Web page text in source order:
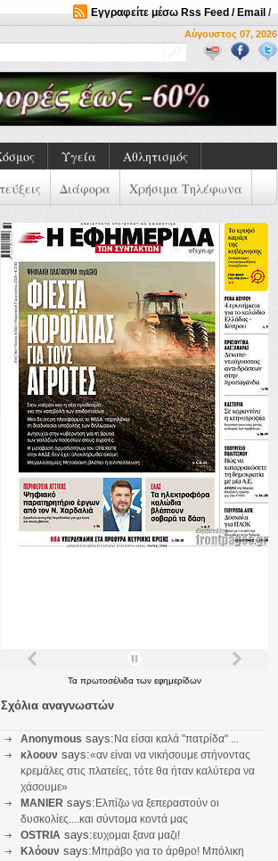
Εγγραφείτε μέσω Rss Feed / Email /
Αύγουστος 07, 2026
Υγεία
Αθλητισμός
Διάφορα Χρήσιμα Τηλέφωνα
Τα πρωτοσέλιδα των εφημερίδων
Σχόλια αναγνωστών
Anonymous says: Να είσαι καλά "πατρίδα" ...
κλοουν says:«αν είναι να νικήσουμε στήνοντας
κρεμάλες στις πλατείες, τότε θα ήταν καλύτερα να
χάσουμε»
MANIER says: Ελπίζω να ξεπεραστούν οι
δυσκολίες....και σύντομα κοντά μας
OSTRIA says:ευχομαι ξανα μαζι!
Κλόουν says: Μπράβο για το άρθρο! Μπόλικη